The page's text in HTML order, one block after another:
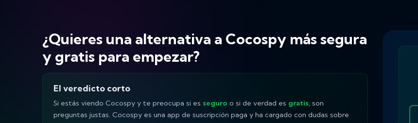
¿Quieres una alternativa a Cocospy más segura
y gratis para empezar?
El veredicto corto
Si estás viendo Cocospy y te preocupa si es seguro o si de verdad es gratis, son
preguntas justas. Cocospy es una app de suscripción paga y ha cargado con dudas sobre